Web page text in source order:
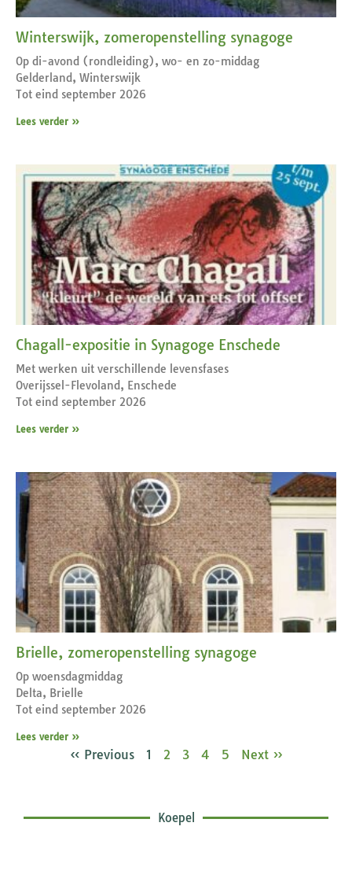
Winterswijk, zomeropenstelling synagoge
Op di-avond (rondleiding), wo- en zo-middag
Gelderland, Winterswijk
Tot eind september 2026
Lees verder »
Chagall-expositie in Synagoge Enschede
Met werken uit verschillende levensfases
Overijssel-Flevoland, Enschede
Tot eind september 2026
Lees verder »
Brielle, zomeropenstelling synagoge
Op woensdagmiddag
Delta, Brielle
Tot eind september 2026
Lees verder »
« Previous 1 2 3 4 5 Next »
Koepel